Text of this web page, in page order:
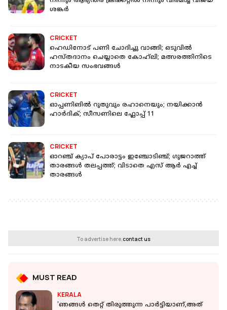
ശങ്കർ
CRICKET
ഹെഡിനോട് പണി ചോദിച്ചു വാങ്ങി; ഒടുവിൽ
ഹസ്തദാനം ചെയ്യാതെ കോഹ്‌ലി; മത്സരത്തിനിടെ
നാടകീയ സംഭവങ്ങൾ
CRICKET
ഓപ്പണിങില്‍ റുതുവും രഹാനെയും; നയിക്കാന്‍
ഹാര്‍ദിക്; സീസണിലെ ഫ്ലോപ്പ് 11
CRICKET
ഓറഞ്ച് ക്യാപ് പോരാട്ടം ഇഞ്ചോടിഞ്ച്; ഗുജറാത്ത്
താരങ്ങൾ തലപ്പത്ത്; വിടാതെ എസ് ആർ എച്ച്
താരങ്ങൾ
To advertise here,contact us
MUST READ
KERALA
'ഞങ്ങൾ തെറ്റ് തിരുത്തുന്ന പാർട്ടിയാ‌ണ്,അത്